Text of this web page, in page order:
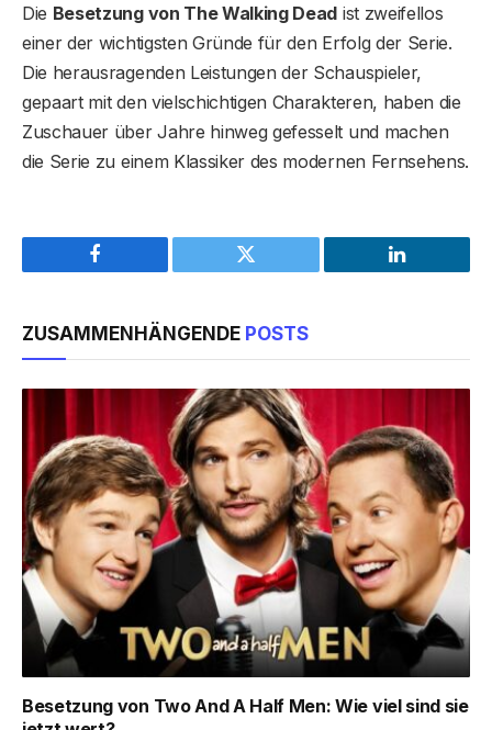
Die Besetzung von The Walking Dead ist zweifellos
einer der wichtigsten Gründe für den Erfolg der Serie.
Die herausragenden Leistungen der Schauspieler,
gepaart mit den vielschichtigen Charakteren, haben die
Zuschauer über Jahre hinweg gefesselt und machen
die Serie zu einem Klassiker des modernen Fernsehens.
Facebook Twitter LinkedIn
ZUSAMMENHÄNGENDE POSTS
Besetzung von Two And A Half Men: Wie viel sind sie